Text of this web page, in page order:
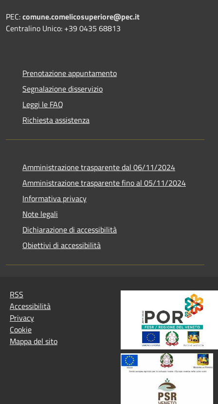
PEC:comune.comelicosuperiore@pec.it
Centralino Unico: +39 0435 68813
Prenotazione appuntamento
Segnalazione disservizio
Leggi le FAQ
Richiesta assistenza
Amministrazione trasparente dal 06/11/2024
Amministrazione trasparente fino al 05/11/2024
Informativa privacy
Note legali
Dichiarazione di accessibilità
Obiettivi di accessibilità
RSS
Accessibilità
Privacy
Cookie
Mappa del sito